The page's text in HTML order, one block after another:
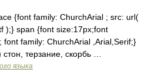
{font family: ChurchArial ; src: url(
);} span {font size:17px;font
family: ChurchArial ,Arial,Serif;}
терзание, скорбь …
языка